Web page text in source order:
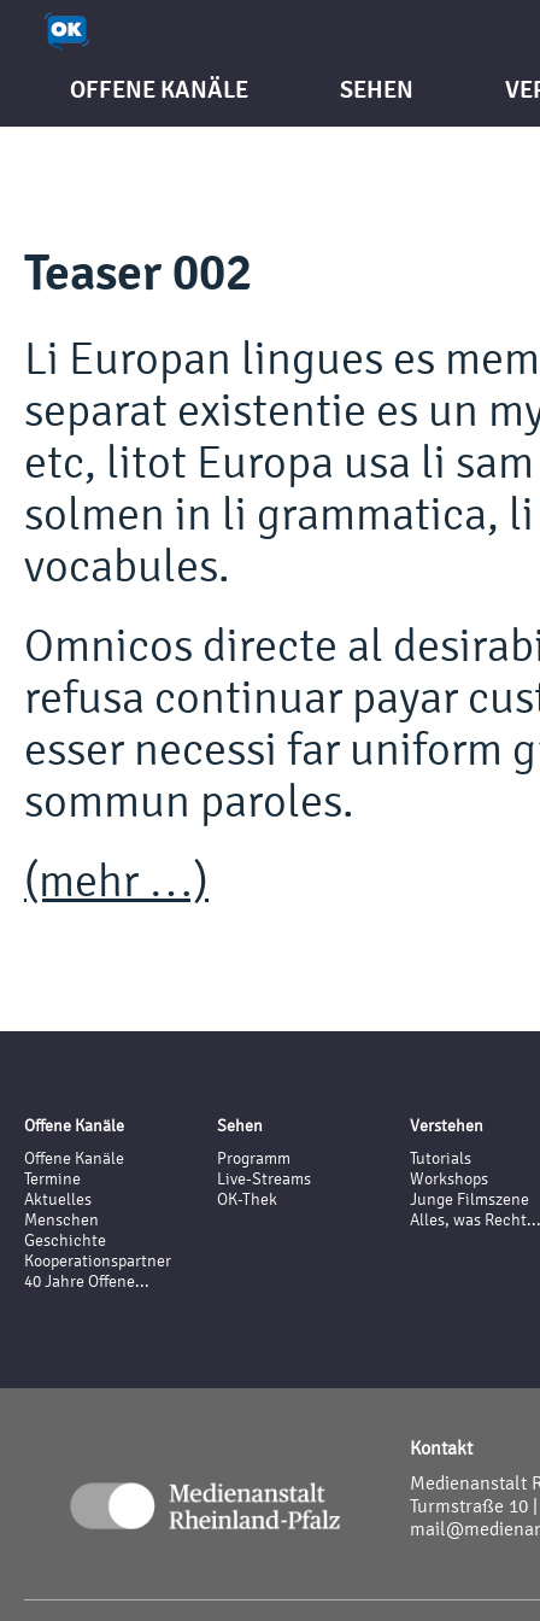
OFFENE KANÄLE SEHEN
Teaser 002
Li Europan lingues es
separat existentie es un
etc, litot Europa usa li
solmen in li grammatica,
vocabules.
Omnicos directe al
refusa continuar payar
esser necessi far uniform
sommun paroles.
(mehr …)
Offene Kanäle
Offene Kanäle
Termine
Aktuelles
Menschen
Geschichte
Kooperationspartner
40 Jahre Offene...
Sehen
Programm
Live-Streams
OK-Thek
Verstehen
Tutorials
Workshops
Junge Filmszene
Alles, was Recht...
Kontakt
Medienanstalt
Turmstraße 10